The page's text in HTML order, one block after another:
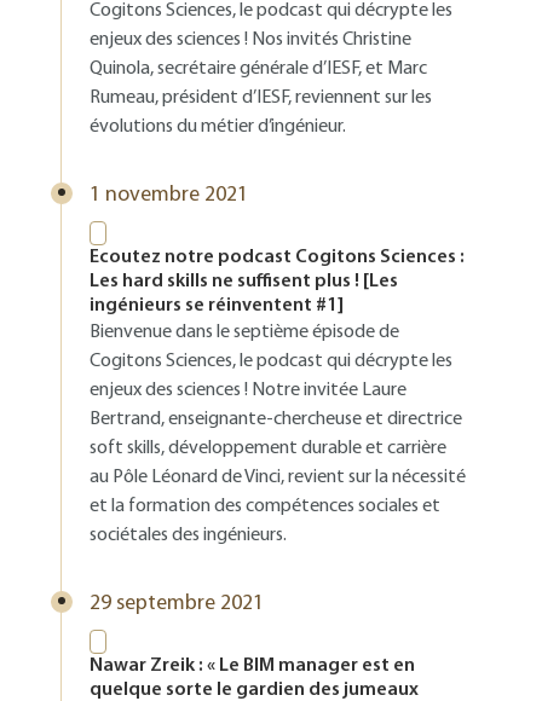
Cogitons Sciences, le podcast qui décrypte les
enjeux des sciences ! Nos invités Christine
Quinola, secrétaire générale d’IESF, et Marc
Rumeau, président d’IESF, reviennent sur les
évolutions du métier d’ingénieur.
1 novembre 2021
Ecoutez notre podcast Cogitons Sciences :
Les hard skills ne suffisent plus ! [Les
ingénieurs se réinventent #1]
Bienvenue dans le septième épisode de
Cogitons Sciences, le podcast qui décrypte les
enjeux des sciences ! Notre invitée Laure
Bertrand, enseignante-chercheuse et directrice
soft skills, développement durable et carrière
au Pôle Léonard de Vinci, revient sur la nécessité
et la formation des compétences sociales et
sociétales des ingénieurs.
29 septembre 2021
Nawar Zreik : « Le BIM manager est en
quelque sorte le gardien des jumeaux